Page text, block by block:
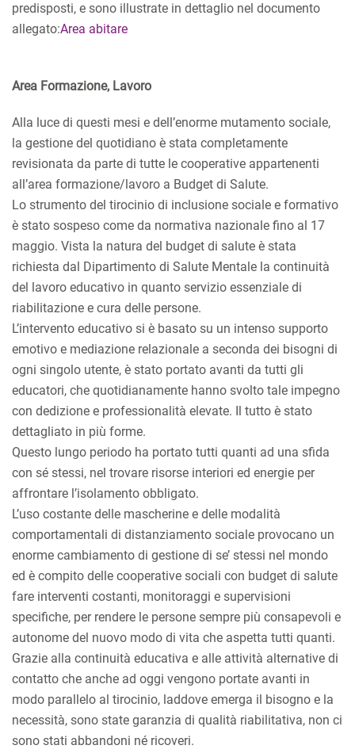
predisposti, e sono illustrate in dettaglio nel documento
allegato:Area abitare
Area Formazione, Lavoro
Alla luce di questi mesi e dell’enorme mutamento sociale,
la gestione del quotidiano è stata completamente
revisionata da parte di tutte le cooperative appartenenti
all’area formazione/lavoro a Budget di Salute.
Lo strumento del tirocinio di inclusione sociale e formativo
è stato sospeso come da normativa nazionale fino al 17
maggio. Vista la natura del budget di salute è stata
richiesta dal Dipartimento di Salute Mentale la continuità
del lavoro educativo in quanto servizio essenziale di
riabilitazione e cura delle persone.
L’intervento educativo si è basato su un intenso supporto
emotivo e mediazione relazionale a seconda dei bisogni di
ogni singolo utente, è stato portato avanti da tutti gli
educatori, che quotidianamente hanno svolto tale impegno
con dedizione e professionalità elevate. Il tutto è stato
dettagliato in più forme.
Questo lungo periodo ha portato tutti quanti ad una sfida
con sé stessi, nel trovare risorse interiori ed energie per
affrontare l’isolamento obbligato.
L’uso costante delle mascherine e delle modalità
comportamentali di distanziamento sociale provocano un
enorme cambiamento di gestione di se’ stessi nel mondo
ed è compito delle cooperative sociali con budget di salute
fare interventi costanti, monitoraggi e supervisioni
specifiche, per rendere le persone sempre più consapevoli e
autonome del nuovo modo di vita che aspetta tutti quanti.
Grazie alla continuità educativa e alle attività alternative di
contatto che anche ad oggi vengono portate avanti in
modo parallelo al tirocinio, laddove emerga il bisogno e la
necessità, sono state garanzia di qualità riabilitativa, non ci
sono stati abbandoni né ricoveri.